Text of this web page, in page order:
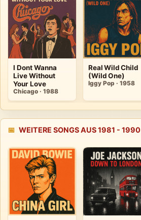
I Dont Wanna
Live Without
Your Love
Chicago · 1988
Real Wild Child
(Wild One)
Iggy Pop · 1958
📅 WEITERE SONGS AUS 1981 - 1990